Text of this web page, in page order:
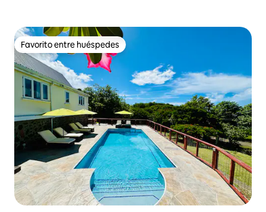
Favorito entre huéspedes
Favorito entre huéspedes